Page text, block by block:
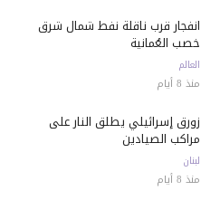
انفجار قرب ناقلة نفط شمال شرق
خصب العُمانية
العالم
منذ 8 أيام
زورق إسرائيلي يطلق النار على
مراكب الصيادين
لبنان
منذ 8 أيام